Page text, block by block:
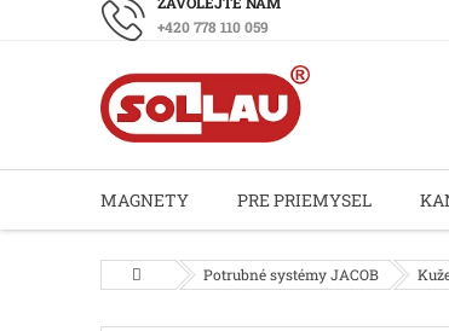
+420 778 110 059
MAGNETY PRE PRIEMYSEL
DomovPotrubné systémy JACOB